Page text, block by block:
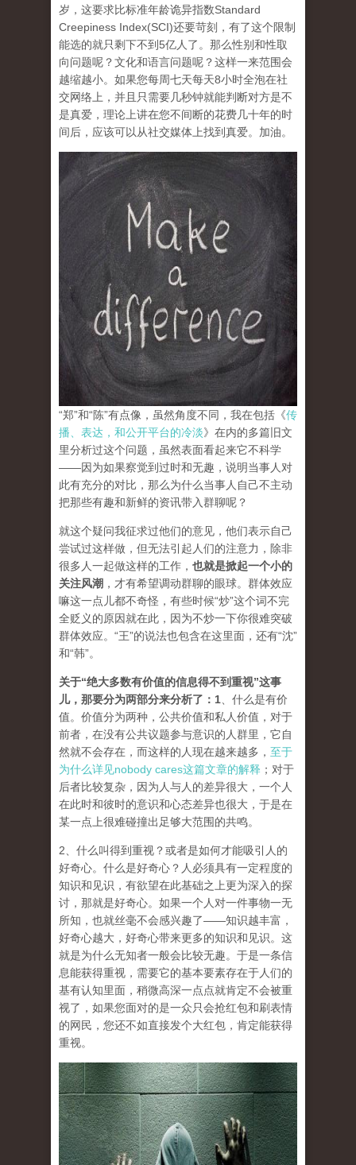
岁，这要求比标准年龄诡异指数Standard
Creepiness Index(SCI)还要苛刻，有了这个限制
能选的就只剩下不到5亿人了。那么性别和性取
向问题呢？文化和语言问题呢？这样一来范围会
越缩越小。如果您每周七天每天8小时全泡在社
交网络上，并且只需要几秒钟就能判断对方是不
是真爱，理论上讲在您不间断的花费几十年的时
间后，应该可以从社交媒体上找到真爱。加油。
“郑”和“陈”有点像，虽然角度不同，我在包括《传
播、表达，和公开平台的冷淡》在内的多篇旧文
里分析过这个问题，虽然表面看起来它不科学
——因为如果察觉到过时和无趣，说明当事人对
此有充分的对比，那么为什么当事人自己不主动
把那些有趣和新鲜的资讯带入群聊呢？
就这个疑问我征求过他们的意见，他们表示自己
尝试过这样做，但无法引起人们的注意力，除非
很多人一起做这样的工作， 也就是掀起一个小的
关注风潮 ，才有希望调动群聊的眼球。群体效应
嘛这一点儿都不奇怪，有些时候“炒”这个词不完
全贬义的原因就在此，因为不炒一下你很难突破
群体效应。“王”的说法也包含在这里面，还有“沈”
和“韩”。
关于“绝大多数有价值的信息得不到重视”这事
儿，那要分为两部分来分析了 ：1 、什么是有价
值。价值分为两种，公共价值和私人价值，对于
前者，在没有公共议题参与意识的人群里，它自
然就不会存在，而这样的人现在越来越多， 至于
为什么详见nobody cares这篇文章的解释 ；对于
后者比较复杂，因为人与人的差异很大，一个人
在此时和彼时的意识和心态差异也很大，于是在
某一点上很难碰撞出足够大范围的共鸣。
2、什么叫得到重视？或者是如何才能吸引人的
好奇心。什么是好奇心？人必须具有一定程度的
知识和见识，有欲望在此基础之上更为深入的探
讨，那就是好奇心。如果一个人对一件事物一无
所知，也就丝毫不会感兴趣了——知识越丰富，
好奇心越大，好奇心带来更多的知识和见识。这
就是为什么无知者一般会比较无趣。于是一条信
息能获得重视，需要它的基本要素存在于人们的
基有认知里面，稍微高深一点点就肯定不会被重
视了，如果您面对的是一众只会抢红包和刷表情
的网民，您还不如直接发个大红包，肯定能获得
重视。